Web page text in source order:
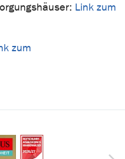
Link zum
zum